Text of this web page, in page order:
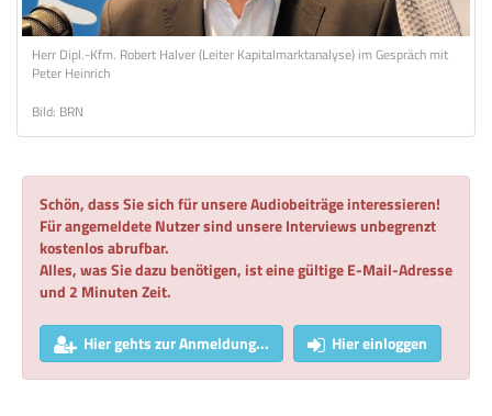
Herr Dipl.-Kfm. Robert Halver (Leiter Kapitalmarktanalyse) im Gespräch mit
Peter Heinrich
Bild: BRN
Schön, dass Sie sich für unsere Audiobeiträge interessieren!
Für angemeldete Nutzer sind unsere Interviews unbegrenzt
kostenlos abrufbar.
Alles, was Sie dazu benötigen, ist eine gültige E-Mail-Adresse
und 2 Minuten Zeit.
Hier gehts zur Anmeldung... Hier einloggen